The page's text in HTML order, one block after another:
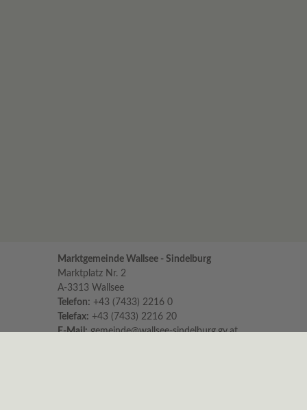
Marktgemeinde Wallsee - Sindelburg
Marktplatz Nr. 2
A-3313 Wallsee
Telefon: +43 (7433) 2216 0
Telefax: +43 (7433) 2216 20
E-Mail: gemeinde@wallsee-sindelburg.gv.at